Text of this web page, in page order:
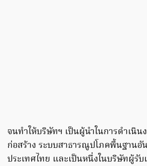
จนทำให้บริษัทฯ เป็นผู้นำในการดำเนิน
ก่อสร้าง ระบบสาธารณูปโภคพื้นฐานอั
ประเทศไทย และเป็นหนึ่งในบริษัทผู้รั